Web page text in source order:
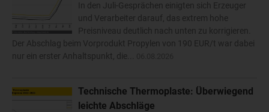
In den Juli-Gesprächen einigten sich Erzeuger
und Verarbeiter darauf, das extrem hohe
Preisniveau deutlich nach unten zu korrigieren.
Der Abschlag beim Vorprodukt Propylen von 190 EUR/t war dabei
nur ein erster Anhaltspunkt, die...
Technische Thermoplaste: Überwiegend
leichte Abschläge